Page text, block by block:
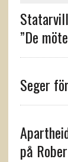
”De
Seger
på